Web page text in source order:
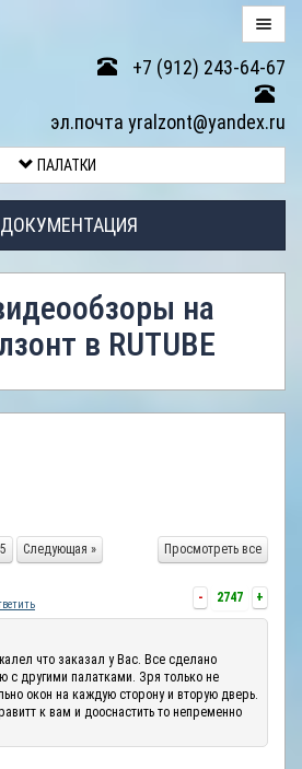
+7 (912) 243-64-67
эл.почта yralzont@yandex.ru
ПАЛАТКИ
ДОКУМЕНТАЦИЯ
на
в RUTUBE
Просмотреть все
5 Следующая »
- 2747 +
что заказал у Вас. Все сделано
с другими палатками. Зря только не
окон на каждую сторону и вторую дверь.
к вам и дооснастить то непременно